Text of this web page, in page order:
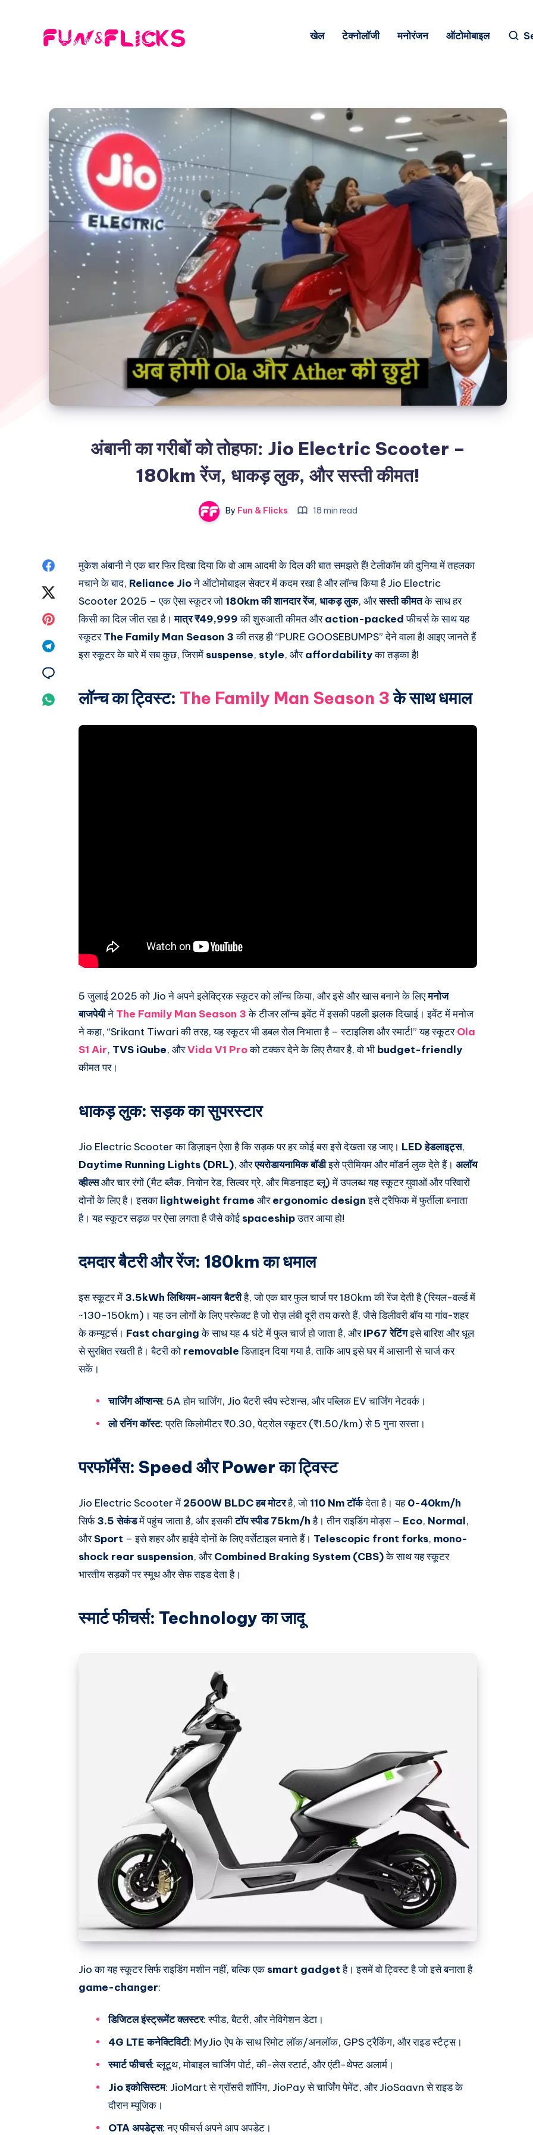
खेल टेक्नोलॉजी मनोरंजन ऑटोमोबाइल
अंबानी का गरीबों को तोहफा: Jio Electric Scooter –
180km रेंज, धाकड़ लुक, और सस्ती कीमत!
By Fun & Flicks 18 min read
Share
Facebook
Twitter
Share
Telegram
Share
मुकेश अंबानी ने एक बार फिर दिखा दिया कि वो आम आदमी के दिल की बात समझते हैं! टेलीकॉम की दुनिया में तहलका
मचाने के बाद, Reliance Jioने ऑटोमोबाइल सेक्टर में कदम रखा है और लॉन्च किया हैJio Electric
Scooter 2025 – एक ऐसा स्कूटर जो180km की शानदार रेंज, धाकड़ लुक, औरसस्ती कीमतके साथ हर
किसी का दिल जीत रहा है।मात्र ₹49,999की शुरुआती कीमत औरaction-packedफीचर्स के साथ यह
स्कूटरThe Family Man Season 3की तरह ही“PURE GOOSEBUMPS”देने वाला है! आइए जानते हैं
इस स्कूटर के बारे में सब कुछ, जिसमें suspense, style, औरaffordabilityका तड़का है!
लॉन्च का ट्विस्ट: The Family Man Season 3के साथ धमाल
5 जुलाई 2025 को Jio ने अपने इलेक्ट्रिक स्कूटर को लॉन्च किया, और इसे और खास बनाने के लिएमनोज
बाजपेयीने The Family Man Season 3के टीजर लॉन्च इवेंट में इसकी पहली झलक दिखाई। इवेंट में मनोज
ने कहा, “Srikant Tiwari की तरह, यह स्कूटर भी डबल रोल निभाता है – स्टाइलिश और स्मार्ट!” यह स्कूटरOla
S1 Air, TVS iQube, औरVida V1 Proको टक्कर देने के लिए तैयार है, वो भी budget-friendly
कीमत पर।
धाकड़ लुक: सड़क का सुपरस्टार
Jio Electric Scooter का डिज़ाइन ऐसा है कि सड़क पर हर कोई बस इसे देखता रह जाए। LED हेडलाइट्स,
Daytime Running Lights (DRL), औरएयरोडायनामिक बॉडीइसे प्रीमियम और मॉडर्न लुक देते हैं। अलॉय
व्हील्सऔर चार रंगों (मैट ब्लैक, नियोन रेड, सिल्वर ग्रे, और मिडनाइट ब्लू) में उपलब्ध यह स्कूटर युवाओं और परिवारों
दोनों के लिए है। इसका lightweight frame औरergonomic designइसे ट्रैफिक में फुर्तीला बनाता
है। यह स्कूटर सड़क पर ऐसा लगता है जैसे कोई spaceshipउतर आया हो!
दमदार बैटरी और रेंज: 180km का धमाल
इस स्कूटर में 3.5kWh लिथियम-आयन बैटरीहै, जो एक बार फुल चार्ज पर180km की रेंजदेती है (रियल-वर्ल्ड में
~130-150km)। यह उन लोगों के लिए परफेक्ट है जो रोज़ लंबी दूरी तय करते हैं, जैसे डिलीवरी बॉय या गांव-शहर
के कम्यूटर्स। Fast chargingके साथ यह 4 घंटे में फुल चार्ज हो जाता है, औरIP67 रेटिंगइसे बारिश और धूल
से सुरक्षित रखती है। बैटरी को removableडिज़ाइन दिया गया है, ताकि आप इसे घर में आसानी से चार्ज कर
सकें।
चार्जिंग ऑप्शन्स: 5A होम चार्जिंग, Jio बैटरी स्वैप स्टेशन्स, और पब्लिक EV चार्जिंग नेटवर्क।
लो रनिंग कॉस्ट: प्रति किलोमीटर ₹0.30, पेट्रोल स्कूटर (₹1.50/km) से 5 गुना सस्ता।
परफॉर्मेंस: Speed और Power का ट्विस्ट
Jio Electric Scooter में 2500W BLDC हब मोटरहै, जो110 Nm टॉर्कदेता है। यह0-40km/h
सिर्फ3.5 सेकंडमें पहुंच जाता है, और इसकीटॉप स्पीड 75km/hहै। तीन राइडिंग मोड्स – Eco, Normal,
औरSport – इसे शहर और हाईवे दोनों के लिए वर्सेटाइल बनाते हैं। Telescopic front forks, mono-
shock rear suspension, औरCombined Braking System (CBS)के साथ यह स्कूटर
भारतीय सड़कों पर स्मूथ और सेफ राइड देता है।
स्मार्ट फीचर्स: Technology का जादू
Jio का यह स्कूटर सिर्फ राइडिंग मशीन नहीं, बल्कि एक smart gadgetहै। इसमें वो ट्विस्ट है जो इसे बनाता है
game-changer:
डिजिटल इंस्ट्रूमेंट क्लस्टर: स्पीड, बैटरी, और नेविगेशन डेटा।
4G LTE कनेक्टिविटी: MyJio ऐप के साथ रिमोट लॉक/अनलॉक, GPS ट्रैकिंग, और राइड स्टैट्स।
स्मार्ट फीचर्स: ब्लूटूथ, मोबाइल चार्जिंग पोर्ट, की-लेस स्टार्ट, और एंटी-थेफ्ट अलार्म।
Jio इकोसिस्टम: JioMart से ग्रॉसरी शॉपिंग, JioPay से चार्जिंग पेमेंट, और JioSaavn से राइड के
दौरान म्यूजिक।
OTA अपडेट्स: नए फीचर्स अपने आप अपडेट।